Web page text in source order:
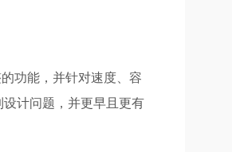
功能，并针对速度、容
计问题，并更早且更有